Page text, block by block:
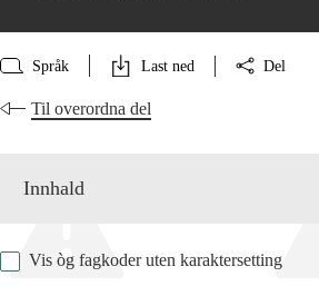
Språk Last ned Del
Til overordna del
Innhald
Vis òg fagkoder uten karaktersetting